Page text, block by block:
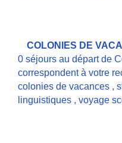
COLONIES DE
0 séjours au départ de
correspondent à votre
colonies de vacances ,
linguistiques , voyage